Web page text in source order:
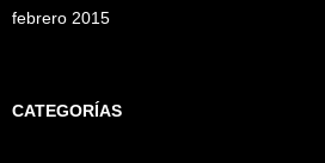
febrero 2015
CATEGORÍAS